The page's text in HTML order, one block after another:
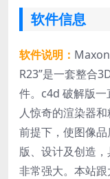
软件信息
软件说明：
R23”是一套整合
件。c4d 破解版
人惊奇的渲染器
前提下，使图像
版、设计及创造
非常强大。本站